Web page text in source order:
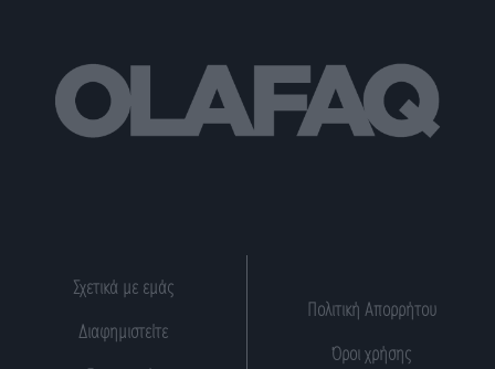
Σχετικά με εμάς
Διαφημιστείτε
Πολιτική Απορρήτου
Όροι χρήσης